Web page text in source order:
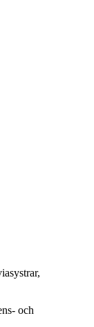
och